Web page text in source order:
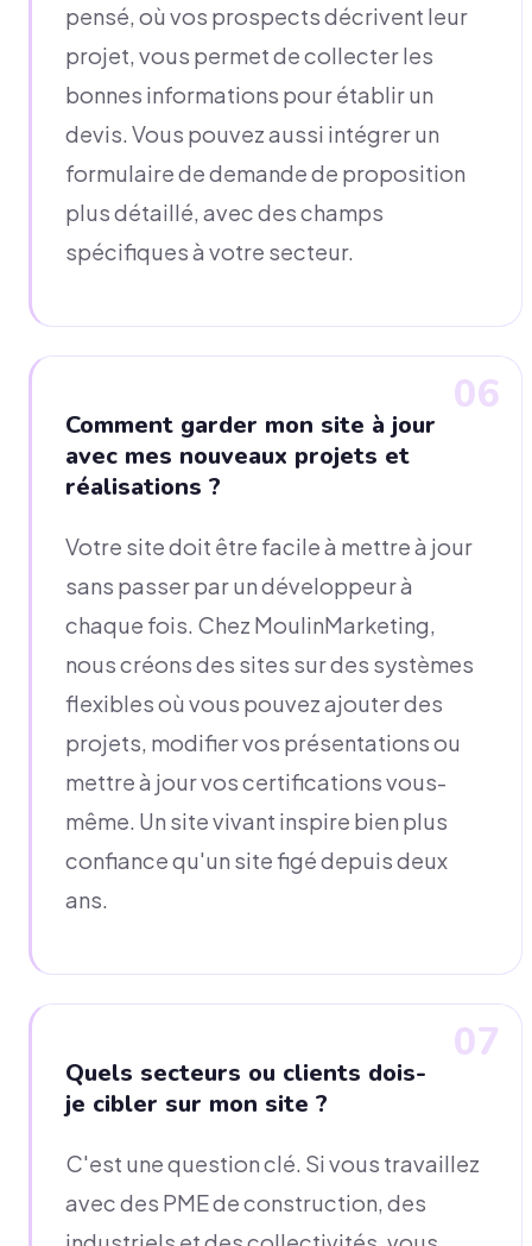
pensé, où vos prospects décrivent leur
projet, vous permet de collecter les
bonnes informations pour établir un
devis. Vous pouvez aussi intégrer un
formulaire de demande de proposition
plus détaillé, avec des champs
spécifiques à votre secteur.
06
Comment garder mon site à jour
avec mes nouveaux projets et
réalisations ?
Votre site doit être facile à mettre à jour
sans passer par un développeur à
chaque fois. Chez MoulinMarketing,
nous créons des sites sur des systèmes
flexibles où vous pouvez ajouter des
projets, modifier vos présentations ou
mettre à jour vos certifications vous-
même. Un site vivant inspire bien plus
confiance qu'un site figé depuis deux
ans.
07
Quels secteurs ou clients dois-
je cibler sur mon site ?
C'est une question clé. Si vous travaillez
avec des PME de construction, des